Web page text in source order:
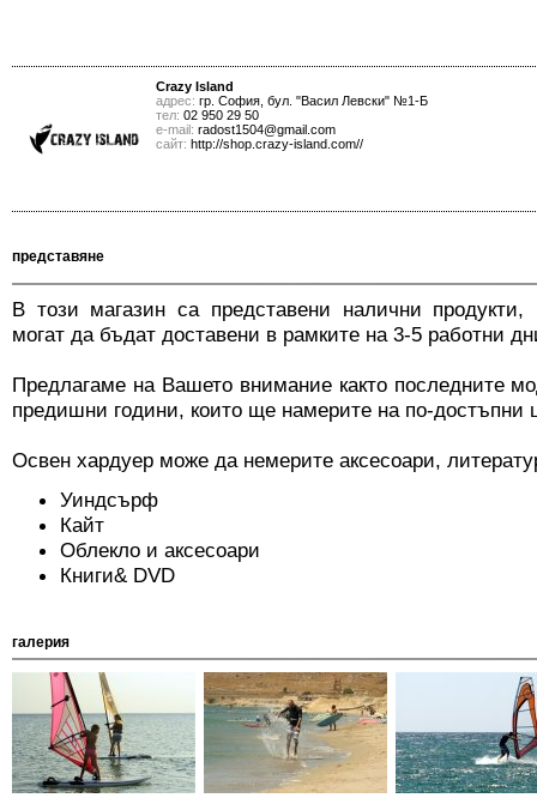
Crazy Island
адрес: гр. София, бул. "Васил Левски" №1-Б
тел: 02 950 29 50
е-mail: radost1504@gmail.com
сайт: http://shop.crazy-island.com//
представяне
В този магазин са представени налични продукти,
могат да бъдат доставени в рамките на 3-5 работни
Предлагаме на Вашето внимание както последните
предишни години, които ще намерите на по-достъпни
Освен хардуер може да немерите аксесоари,
Уиндсърф
Кайт
Облекло и аксесоари
Книги& DVD
галерия